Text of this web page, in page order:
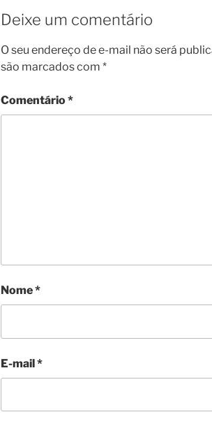
Deixe um comentário
O seu endereço de e-mail não será
são marcados com *
Comentário*
Nome*
E-mail*